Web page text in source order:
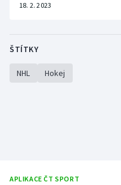
18. 2. 2023
ŠTÍTKY
NHL Hokej
APLIKACE ČT SPORT